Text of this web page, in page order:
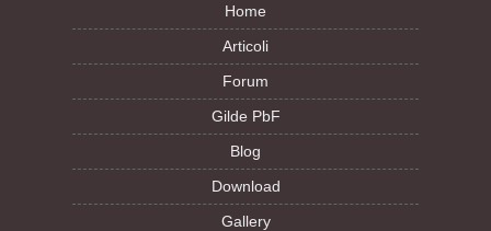
Home
Articoli
Forum
Gilde PbF
Blog
Download
Gallery